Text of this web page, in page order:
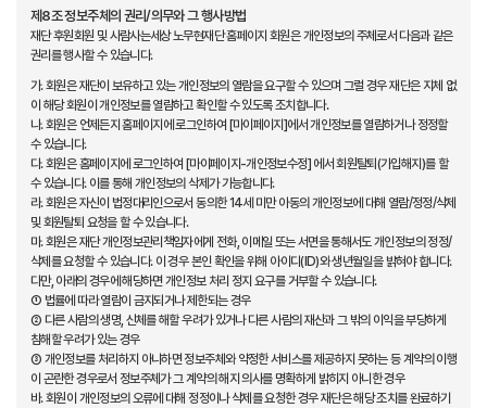
제8조 정보주체의 권리/의무와 그 행사방법
재단 후원회원 및 사람사는세상 노무현재단 홈페이지 회원은 개인정보의 주체로서 다음과 같은
권리를 행사할 수 있습니다.
가. 회원은 재단이 보유하고 있는 개인정보의 열람을 요구할 수 있으며 그럴 경우 재단은 지체 없
이 해당 회원이 개인정보를 열람하고 확인할 수 있도록 조치합니다.
나. 회원은 언제든지 홈페이지에 로그인하여 [마이페이지]에서 개인정보를 열람하거나 정정할
수 있습니다.
다. 회원은 홈페이지에 로그인하여 [마이페이지-개인정보수정] 에서 회원탈퇴(가입해지)를 할
수 있습니다. 이를 통해 개인정보의 삭제가 가능합니다.
라. 회원은 자신이 법정대리인으로서 동의한 14세 미만 아동의 개인정보에 대해 열람/정정/삭제
및 회원탈퇴 요청을 할 수 있습니다.
마. 회원은 재단 개인정보관리책임자에게 전화, 이메일 또는 서면을 통해서도 개인정보의 정정/
삭제를 요청할 수 있습니다. 이 경우 본인 확인을 위해 아이디(ID)와 생년월일을 밝혀야 합니다.
다만, 아래의 경우에 해당하면 개인정보 처리 정지 요구를 거부할 수 있습니다.
① 법률에 따라 열람이 금지되거나 제한되는 경우
② 다른 사람의 생명, 신체를 해할 우려가 있거나 다른 사람의 재산과 그 밖의 이익을 부당하게
침해할 우려가 있는 경우
③ 개인정보를 처리하지 아니하면 정보주체와 약정한 서비스를 제공하지 못하는 등 계약의 이행
이 곤란한 경우로서 정보주체가 그 계약의 해지 의사를 명확하게 밝히지 아니한 경우
바. 회원이 개인정보의 오류에 대해 정정이나 삭제를 요청한 경우 재단은 해당 조치를 완료하기